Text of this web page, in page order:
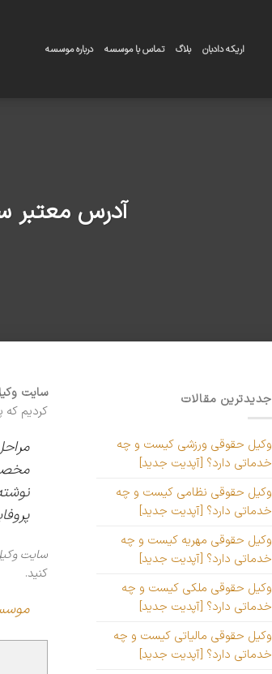
اریکه دادبان بلاگ تماس با موسسه درباره موسسه
آدرس معتبر
جدیدترین مقالات
وکیل حقوقی ورزشی کیست و چه
خدماتی دارد؟ [آپدیت جدید]
وکیل حقوقی نظامی کیست و چه
خدماتی دارد؟ [آپدیت جدید]
وکیل حقوقی مهریه کیست و چه
خدماتی دارد؟ [آپدیت جدید]
وکیل حقوقی ملکی کیست و چه
خدماتی دارد؟ [آپدیت جدید]
وکیل حقوقی مالیاتی کیست و چه
خدماتی دارد؟ [آپدیت جدید]
سایت
کردیم که
سایت
کنید.